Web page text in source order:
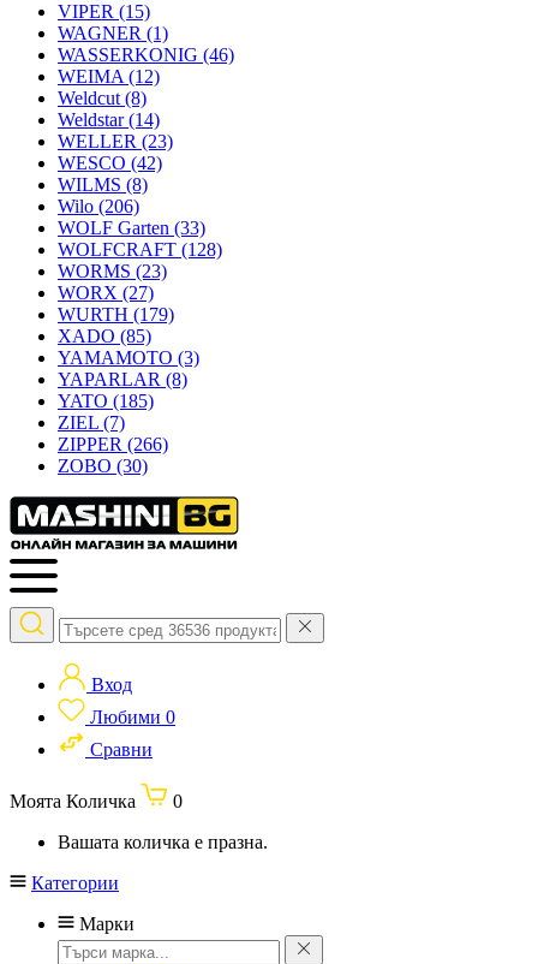
VIPER (15)
WAGNER (1)
WASSERKONIG (46)
WEIMA (12)
Weldcut (8)
Weldstar(14)
WELLER (23)
WESCO (42)
WILMS (8)
Wilo (206)
WOLF Garten (33)
WOLFCRAFT (128)
WORMS (23)
WORX (27)
WURTH (179)
XADO (85)
YAMAMOTO (3)
YAPARLAR (8)
YATO (185)
ZIEL (7)
ZIPPER (266)
ZOBO (30)
Вход
Любими 0
Сравни
Моята Количка
0
Вашата количка е празна.
Категории
Марки